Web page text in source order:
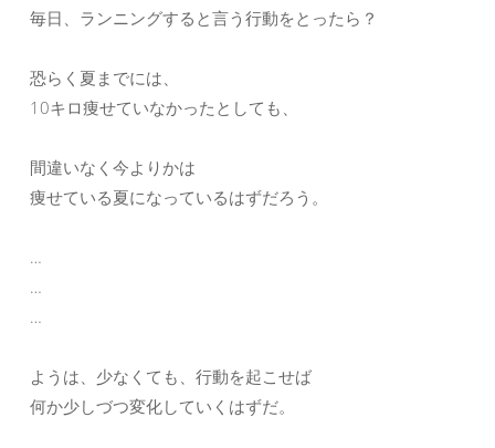
毎日、ランニングすると言う行動をとったら？
恐らく夏までには、
10キロ痩せていなかったとしても、
間違いなく今よりかは
痩せている夏になっているはずだろう。
…
…
…
ようは、少なくても、行動を起こせば
何か少しづつ変化していくはずだ。